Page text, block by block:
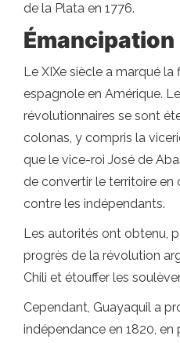
de la Plata en 1776.
Émancipation
Le XIXe siècle a marqué la
espagnole en Amérique.
révolutionnaires se sont
colonas, y compris la
que le vice-roi José de
de convertir le territoire en
contre les indépendants.
Les autorités ont obtenu,
progrès de la révolution
Chili et étouffer les
Cependant, Guayaquil a
indépendance en 1820, en